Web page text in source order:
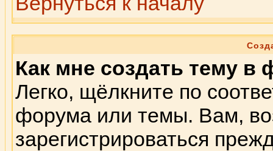
Как мне создать тему в
Легко, щёлкните по
форума или темы. Вам,
зарегистрироваться